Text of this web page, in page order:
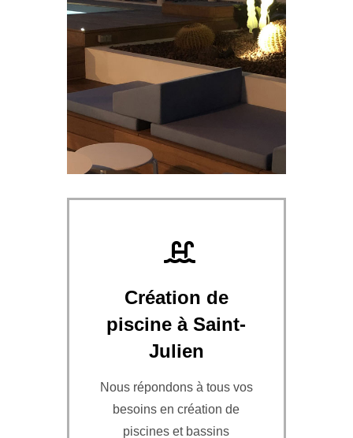
Création de
piscine à Saint-
Julien
Nous répondons à tous vos
besoins en création de
piscines et bassins